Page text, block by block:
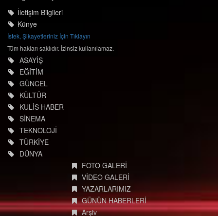
Tüm hakları saklıdır. İzinsiz kullanılamaz.
ASAYİŞ
EĞİTİM
GÜNCEL
KÜLTÜR
KULİS HABER
SİNEMA
TEKNOLOJİ
TÜRKİYE
DÜNYA
YAZARLARIMIZ
GÜNÜN HABERLERİ
Arşiv
Site Ara
Kdz.Ereğli Haberler